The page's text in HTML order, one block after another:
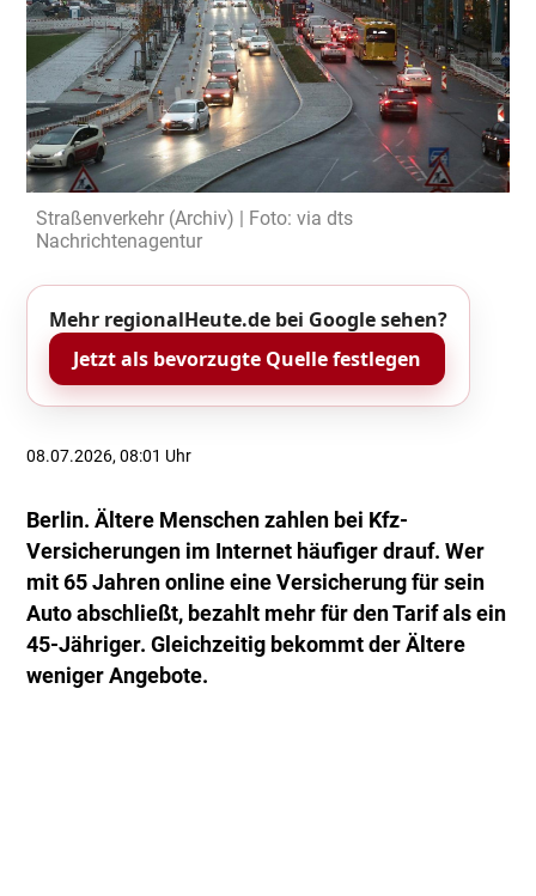
Straßenverkehr (Archiv) | Foto: via dts
Nachrichtenagentur
Mehr regionalHeute.de bei Google sehen?
Jetzt als bevorzugte Quelle festlegen
08.07.2026, 08:01 Uhr
Berlin. Ältere Menschen zahlen bei Kfz-
Versicherungen im Internet häufiger drauf. Wer
mit 65 Jahren online eine Versicherung für sein
Auto abschließt, bezahlt mehr für den Tarif als ein
45-Jähriger. Gleichzeitig bekommt der Ältere
weniger Angebote.